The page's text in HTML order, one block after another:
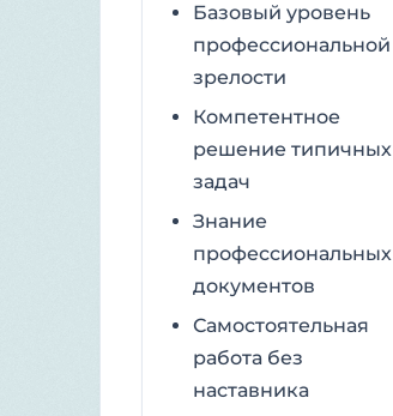
Базовый уровень
профессиональной
зрелости
Компетентное
решение типичных
задач
Знание
профессиональных
документов
Самостоятельная
работа без
наставника